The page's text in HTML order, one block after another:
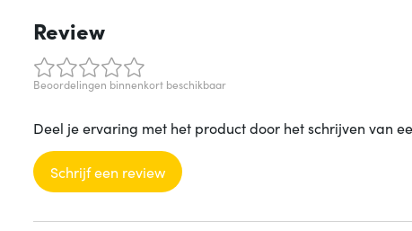
Review
Beoordelingen binnenkort beschikbaar
Deel je ervaring met het product door het schrijven van
Schrijf een review